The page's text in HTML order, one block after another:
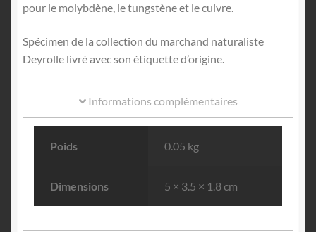
pour le molybdène, le tungstène et le cuivre.
Spécimen de la collection du marchand naturaliste
Deyrolle livré avec son étiquette d’origine.
Informations complémentaires
Poids 0.05 kg
Dimensions 5 × 3.5 × 1.8 cm